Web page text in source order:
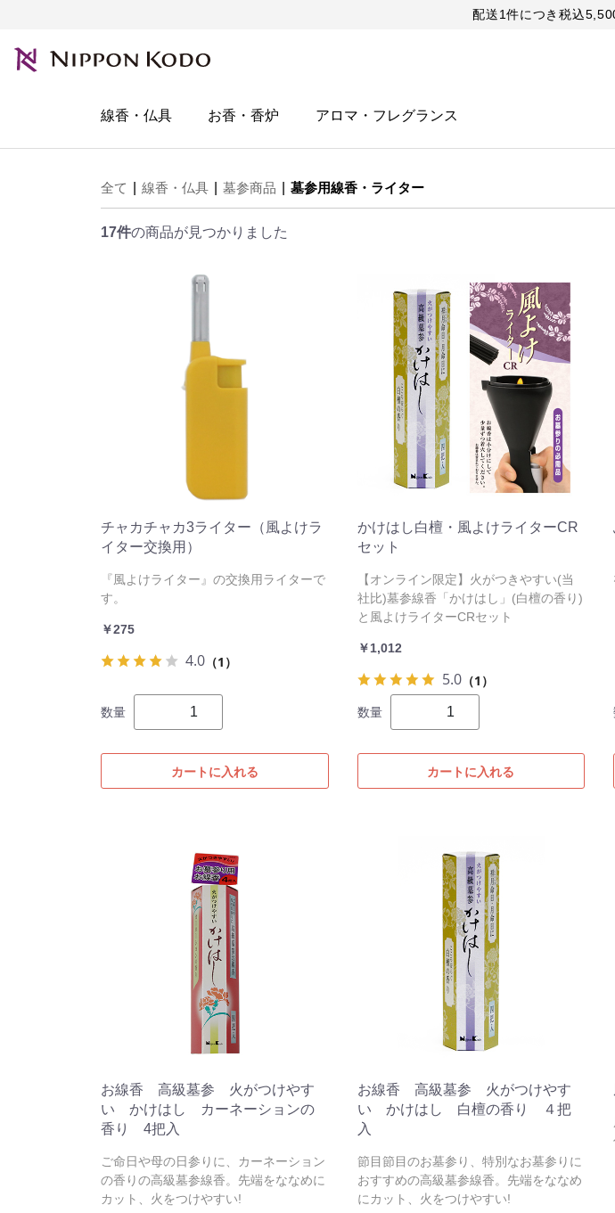
配送1件につき税込
線香・仏具 お香・香炉 アロマ・フレグランス
全て 線香・仏具 墓参商品 墓参用線香・ライター
17件の商品が見つかりました
チャカチャカ3ライター（風よけラ
イター交換用）
『風よけライター』の交換用ライターで
す。
￥275
4.0 （1）
数量
カートに入れる
かけはし白檀・風よけライターCR
セット
【オンライン限定】火がつきやすい(当
社比)墓参線香「かけはし」(白檀の香り)
と風よけライターCRセット
￥1,012
5.0（1）
数量
カートに入れる
お線香 高級墓参 火がつけやす
い かけはし カーネーションの
香り 4把入
ご命日や母の日参りに、カーネーション
の香りの高級墓参線香。先端をななめに
カット、火をつけやすい!
お線香 高級墓参 火がつけやす
い かけはし 白檀の香り ４把
入
節目節目のお墓参り、特別なお墓参りに
おすすめの高級墓参線香。先端をななめ
にカット、火をつけやすい!